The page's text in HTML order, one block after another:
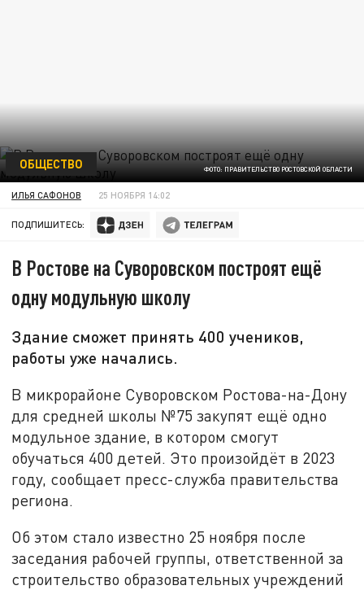
ФОТО: ПРАВИТЕЛЬСТВО РОСТОВСКОЙ ОБЛАСТИ
ОБЩЕСТВО
ИЛЬЯ САФОНОВ 25 НОЯБРЯ 14:02
ПОДПИШИТЕСЬ:
В Ростове на Суворовском построят ещё
одну модульную школу
Здание сможет принять 400 учеников,
работы уже начались.
В микрорайоне Суворовском Ростова-на-Дону
для средней школы №75 закупят ещё одно
модульное здание, в котором смогут
обучаться 400 детей. Это произойдёт в 2023
году, сообщает пресс-служба правительства
региона.
Об этом стало известно 25 ноября после
заседания рабочей группы, ответственной за
строительство образовательных учреждений